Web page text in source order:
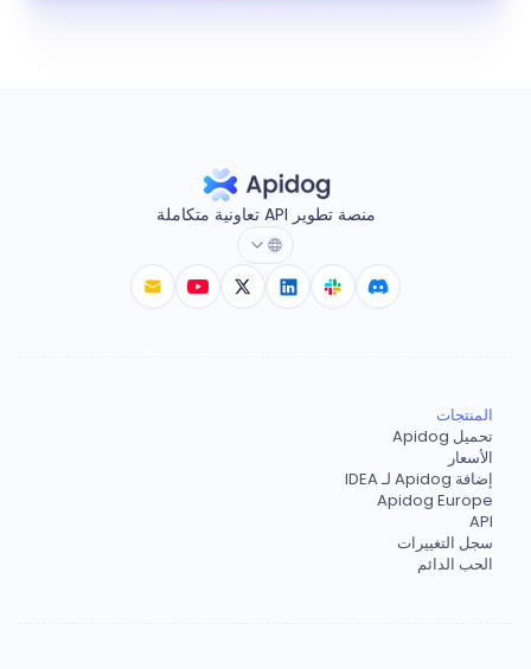
منصة تطوير API تعاونية متكاملة
المنتجات
تحميل Apidog
الأسعار
إضافة Apidog لـ IDEA
Apidog Europe
API
سجل التغييرات
الحب الدائم